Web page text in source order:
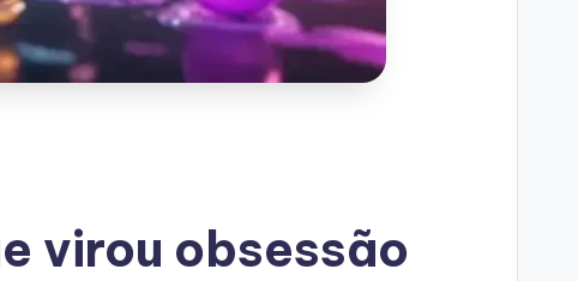
virou obsessão